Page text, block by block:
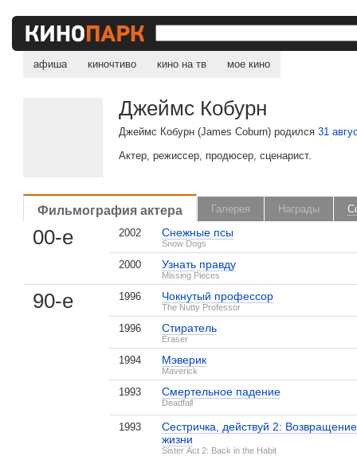
афиша киночтиво кино на тв мое кино
Джеймс Кобурн
Джеймс Кобурн (James Coburn) родился31
Актер, режиссер, продюсер, сценарист.
Фильмография актера Галерея Награды
00-е 2002 Снежные псы
Snow Dogs
2000 Узнать правду
Missing Pieces
90-е 1996 Чокнутый профессор
The Nutty Professor
1996 Стиратель
Eraser
1994 Мэверик
Maverick
1993 Смертельное падение
Deadfall
1993
Сестричка, действуй 2:
жизни
Sister Act 2: Back in the Habit